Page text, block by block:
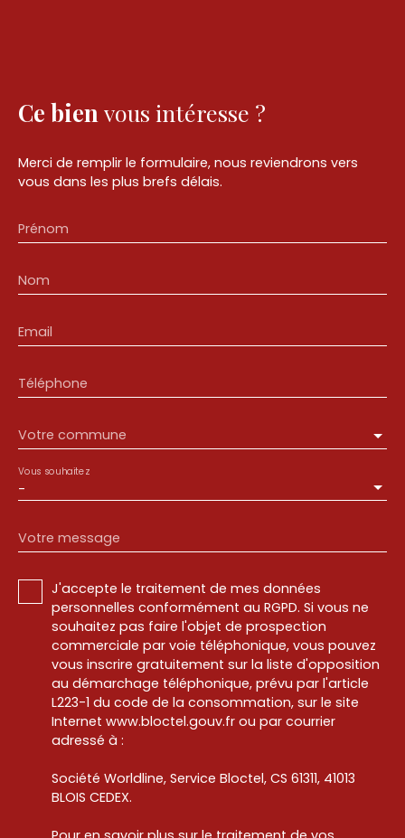
Ce bien vous intéresse ?
Merci de remplir le formulaire, nous reviendrons vers
vous dans les plus brefs délais.
Prénom
Nom
Email
Téléphone
Votre commune
-
Vous souhaitez
Votre message
J'accepte le traitement de mes données
personnelles conformément au RGPD. Si vous ne
souhaitez pas faire l'objet de prospection
commerciale par voie téléphonique, vous pouvez
vous inscrire gratuitement sur la liste d'opposition
au démarchage téléphonique, prévu par l'article
L223-1 du code de la consommation, sur le site
Internet www.bloctel.gouv.fr ou par courrier
adressé à :
Société Worldline, Service Bloctel, CS 61311, 41013
BLOIS CEDEX.